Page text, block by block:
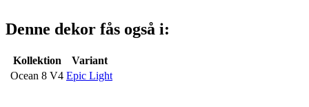
Denne dekor fås også i:
Kollektion
Variant
Ocean 8 V4 Epic Light